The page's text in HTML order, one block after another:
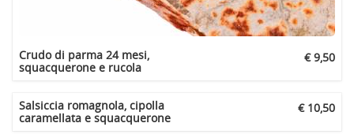
Crudo di parma 24 mesi,
squacquerone e rucola
€ 9,50
Salsiccia romagnola, cipolla
caramellata e squacquerone
€ 10,50